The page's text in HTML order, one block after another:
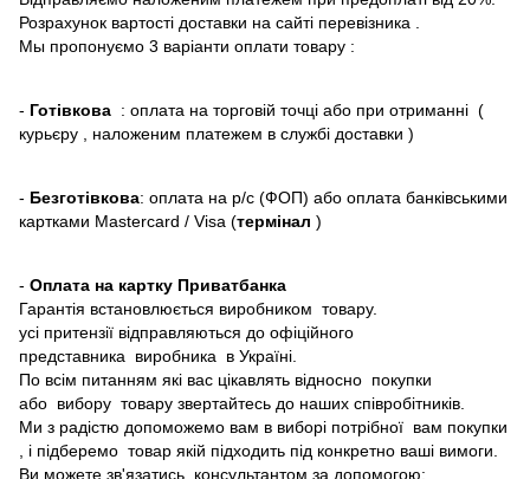
Розрахунок вартості доставки на сайті перевізника .
Мы пропонуємо 3 варіанти оплати товару :
- Готівкова : оплата на торговій точці або при отриманні (
курьєру , наложеним платежем в службі доставки )
- Безготівкова: оплата на р/с (ФОП) або оплата банківськими
картками Mastercard / Visa (термінал )
- Оплата на картку Приватбанка
Гарантія встановлюється виробником товару.
усі притензії відправляються до офіційного
представника виробника в Україні.
По всім питанням які вас цікавлять відносно покупки
або вибору товару звертайтесь до наших співробітників.
Ми з радістю допоможемо вам в виборі потрібної вам покупки
, і підберемо товар якій підходить під конкретно ваші вимоги.
Ви можете зв'язатись консультантом за допомогою: